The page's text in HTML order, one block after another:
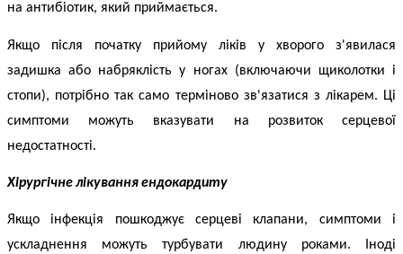
на антибіотик, який приймається.
Якщо після початку прийому ліків у хворого з'явилася
задишка або набряклість у ногах (включаючи щиколотки і
стопи), потрібно так само терміново зв'язатися з лікарем. Ці
симптоми можуть вказувати на розвиток серцевої
недостатності.
Хірургічнелікуванняендокардиту
Якщо інфекція пошкоджує серцеві клапани, симптоми і
ускладнення можуть турбувати людину роками. Іноді